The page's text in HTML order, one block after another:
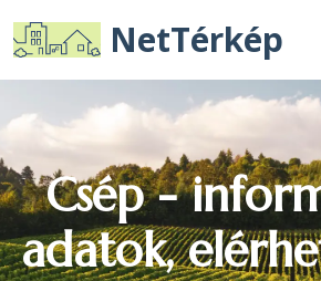
NetTérkép
Csép -
adatok,